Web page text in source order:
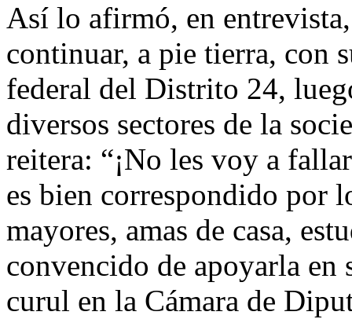
Así lo afirmó, en
continuar, a pie tierra, con
federal del Distrito 24,
diversos sectores de la
reitera: “¡No les voy a
es bien correspondido por
mayores, amas de casa,
convencido de apoyarla en
curul en la Cámara de